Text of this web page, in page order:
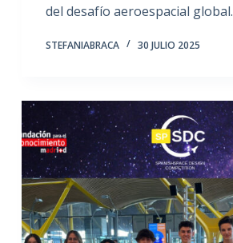
del desafío aeroespacial global.
STEFANIABRACA 30 JULIO 2025